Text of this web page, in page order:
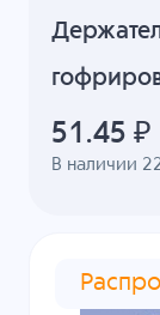
В наличии
51.45 ₽